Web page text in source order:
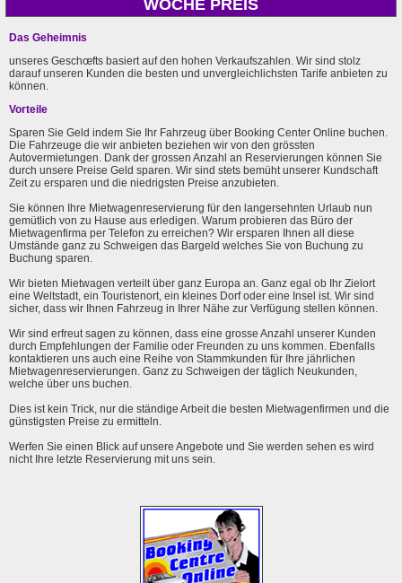
WOCHE PREIS
Das Geheimnis
unseres Geschœfts basiert auf den hohen Verkaufszahlen. Wir sind stolz
darauf unseren Kunden die besten und unvergleichlichsten Tarife anbieten zu
können.
Vorteile
Sparen Sie Geld indem Sie Ihr Fahrzeug über Booking Center Online buchen.
Die Fahrzeuge die wir anbieten beziehen wir von den grössten
Autovermietungen. Dank der grossen Anzahl an Reservierungen können Sie
durch unsere Preise Geld sparen. Wir sind stets bemüht unserer Kundschaft
Zeit zu ersparen und die niedrigsten Preise anzubieten.
Sie können Ihre Mietwagenreservierung für den langersehnten Urlaub nun
gemütlich von zu Hause aus erledigen. Warum probieren das Büro der
Mietwagenfirma per Telefon zu erreichen? Wir ersparen Ihnen all diese
Umstände ganz zu Schweigen das Bargeld welches Sie von Buchung zu
Buchung sparen.
Wir bieten Mietwagen verteilt über ganz Europa an. Ganz egal ob Ihr Zielort
eine Weltstadt, ein Touristenort, ein kleines Dorf oder eine Insel ist. Wir sind
sicher, dass wir Ihnen Fahrzeug in Ihrer Nähe zur Verfügung stellen können.
Wir sind erfreut sagen zu können, dass eine grosse Anzahl unserer Kunden
durch Empfehlungen der Familie oder Freunden zu uns kommen. Ebenfalls
kontaktieren uns auch eine Reihe von Stammkunden für Ihre jährlichen
Mietwagenreservierungen. Ganz zu Schweigen der täglich Neukunden,
welche über uns buchen.
Dies ist kein Trick, nur die ständige Arbeit die besten Mietwagenfirmen und die
günstigsten Preise zu ermitteln.
Werfen Sie einen Blick auf unsere Angebote und Sie werden sehen es wird
nicht Ihre letzte Reservierung mit uns sein.